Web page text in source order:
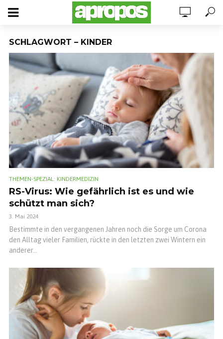
SCHLAGWORT – KINDER
THEMEN-SPEZIAL: KINDERMEDIZIN
RS-Virus: Wie gefährlich ist es und wie
schützt man sich?
3. Mai 2024
Bestimmte in den vergangenen Jahren noch die Sorge um Corona
den Alltag vieler Familien, rückte in den letzten zwei Wintern ein
anderer...